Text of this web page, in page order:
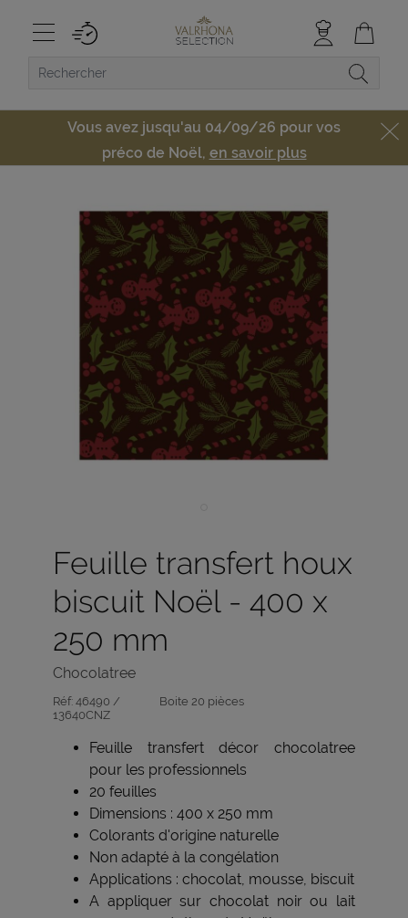
Vous avez jusqu'au 04/09/26 pour vos
préco de Noël, en savoir plus
Feuille transfert houx
biscuit Noël - 400 x
250 mm
Chocolatree
Réf: 46490 /
13640CNZ
Boite 20 pièces
Feuille transfert décor chocolatree
pour les professionnels
20 feuilles
Dimensions : 400 x 250 mm
Colorants d'origine naturelle
Non adapté à la congélation
Applications : chocolat, mousse, biscuit
A appliquer sur chocolat noir ou lait